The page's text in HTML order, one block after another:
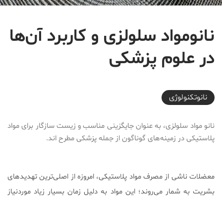
نانومواد سلولزی و کاربرد آن‌ها
در علوم پزشکی
2017-10-31T10:00:13+03:30
نانوتکنولوژی
نانو مواد سلولزی، به عنوان جایگزینی مناسب و زیست سازگار برای مواد
پلاستیکی در زمینه‌های گوناگون از جمله پزشکی مطرح اند.
معضلات ناشی از مصرف مواد پلاستیکی، امروزه از اصلی‌ترین تهدیدهای
بشریت به شمار می‌روند؛ این مواد به دلیل زمان بسیار زیاد موردنیاز